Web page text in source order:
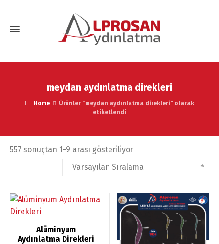
meydan aydınlatma direkleri
Home
Ürünler “meydan aydınlatma direkleri” olarak
etiketlendi
557 sonuçtan 1-9 arası gösteriliyor
Varsayılan Sıralama
Alüminyum
Aydınlatma Direkleri